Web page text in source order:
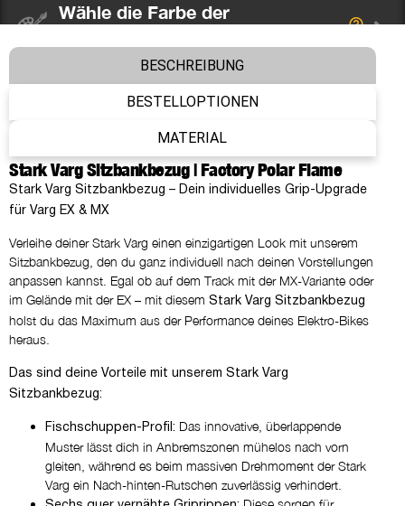
Wähle die Farbe der
Wähle die Farbe der Rippen
Wähle die Farbe der Nähte
WIE UNTERGRUND
Was möchtest du auf dem
Hauptpanel platzieren?
STARK LOGO
auf dem Hauptpanel
Was möchtest du auf den
Seitenpanelen platzieren?
NICHTS
BESCHREIBUNG
BESTELLOPTIONEN
MATERIAL
Stark Varg Sitzbankbezug | Factory Polar Flame
Stark Varg Sitzbankbezug – Dein individuelles Grip-Upgrade
für Varg EX & MX
Verleihe deiner Stark Varg einen einzigartigen Look mit unserem
Sitzbankbezug, den du ganz individuell nach deinen Vorstellungen
anpassen kannst. Egal ob auf dem Track mit der MX-Variante oder
im Gelände mit der EX – mit diesem Stark Varg Sitzbankbezug
holst du das Maximum aus der Performance deines Elektro-Bikes
heraus.
Das sind deine Vorteile mit unserem Stark Varg
Sitzbankbezug:
Fischschuppen-Profil: Das innovative, überlappende
Muster lässt dich in Anbremszonen mühelos nach vorn
gleiten, während es beim massiven Drehmoment der Stark
Varg ein Nach-hinten-Rutschen zuverlässig verhindert.